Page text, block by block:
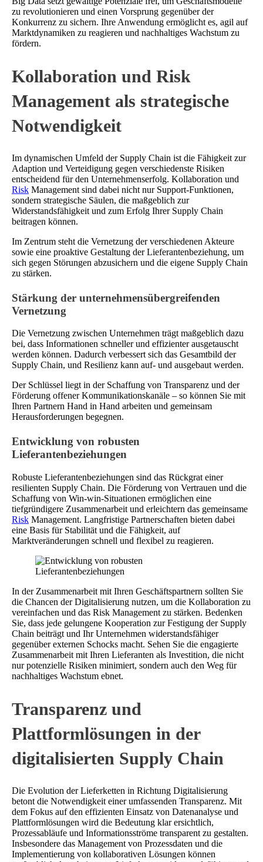
zu revolutionieren und einen Vorsprung gegenüber der
Konkurrenz zu sichern. Ihre Anwendung ermöglicht es, agil auf
Marktdynamiken zu reagieren und nachhaltiges Wachstum zu
fördern.
Kollaboration und Risk
Management als strategische
Notwendigkeit
Im dynamischen Umfeld der Supply Chain ist die Fähigkeit zur
Adaption und Verteidigung gegen verschiedenste Risiken
entscheidend für den Unternehmenserfolg. Kollaboration und
Risk Management sind dabei nicht nur Support-Funktionen,
sondern strategische Säulen, die maßgeblich zur
Widerstandsfähigkeit und zum Erfolg Ihrer Supply Chain
beitragen können.
Im Zentrum steht die Vernetzung der verschiedenen Akteure
sowie eine proaktive Gestaltung der Lieferantenbeziehung, um
sich gegen Störungen abzusichern und die eigene Supply Chain
zu stärken.
Stärkung der unternehmensübergreifenden
Vernetzung
Die Vernetzung zwischen Unternehmen trägt maßgeblich dazu
bei, dass Informationen schneller und effizienter ausgetauscht
werden können. Dadurch verbessert sich das Gesamtbild der
Supply Chain, und Resilienz kann auf- und ausgebaut werden.
Der Schlüssel liegt in der Schaffung von Transparenz und der
Förderung offener Kommunikationskanäle – so können Sie mit
Ihren Partnern Hand in Hand arbeiten und gemeinsam
Herausforderungen begegnen.
Entwicklung von robusten
Lieferantenbeziehungen
Robuste Lieferantenbeziehungen sind das Rückgrat einer
resilienten Supply Chain. Die Förderung von Vertrauen und die
Schaffung von Win-win-Situationen ermöglichen eine
tiefgründigere Zusammenarbeit und erleichtern das gemeinsame
Risk Management. Langfristige Partnerschaften bieten dabei
eine Basis für Stabilität und die Fähigkeit, auf
Marktveränderungen schnell und flexibel zu reagieren.
In der Zusammenarbeit mit Ihren Geschäftspartnern sollten Sie
die Chancen der Digitalisierung nutzen, um die Kollaboration zu
vereinfachen und das Risk Management zu stärken. Bedenken
Sie, dass jede gelungene Kooperation zur Festigung der Supply
Chain beiträgt und Ihr Unternehmen widerstandsfähiger
gegenüber externen Schocks macht. Sehen Sie die engagierte
Zusammenarbeit mit Ihren Lieferanten als Investition, die nicht
nur potenzielle Risiken minimiert, sondern auch den Weg für
nachhaltiges Wachstum ebnet.
Transparenz und
Plattformlösungen in der
digitalisierten Supply Chain
Die Evolution der Lieferketten in Richtung Digitalisierung
betont die Notwendigkeit einer umfassenden Transparenz. Mit
dem Fokus auf den effizienten Einsatz von Datenanalyse und
Plattformlösungen wird die Bedeutung klar ersichtlich,
Prozessabläufe und Informationsströme transparent zu gestalten.
Insbesondere das Management von Prozessdaten und die
Implementierung von kollaborativen Lösungen können